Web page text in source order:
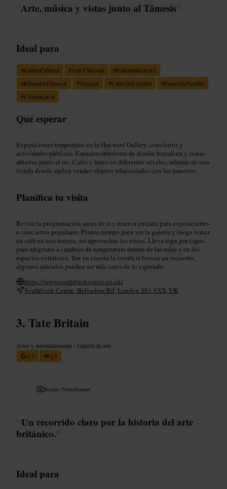
“Arte, música y vistas junto al Támesis”
Ideal para
#CentroCultural #ArteYMusica #GaleríaHayward
#RiberaDelTámesis #Terrazas #CafésDeLondres #PlanesEnFamilia
#CulturaLocal
Qué esperar
Exposiciones temporales en la Hayward Gallery, conciertos y
actividades públicas. Espacios interiores de diseño brutalista y zonas
abiertas junto al río. Cafés y bares en diferentes niveles, además de una
tienda donde suelen vender objetos relacionados con las muestras.
Planifica tu visita
Revisa la programación antes de ir y reserva entrada para exposiciones
o conciertos populares. Planea tiempo para ver la galería y luego tomar
un café en una terraza, así aprovechas las vistas. Lleva ropa por capas
para adaptarte a cambios de temperatura dentro de las salas y en los
espacios exteriores. Ten en cuenta la tienda si buscas un recuerdo,
algunos artículos pueden ser más caros de lo esperado.
https://www.southbankcentre.co.uk/
Southbank Centre, Belvedere Rd, London SE1 8XX, UK
Tate Britain
Artes y entretenimiento •Galería de arte
4,7
4,5
Imagen /VenueScanner
“Un recorrido claro por la historia del arte
británico.”
Ideal para